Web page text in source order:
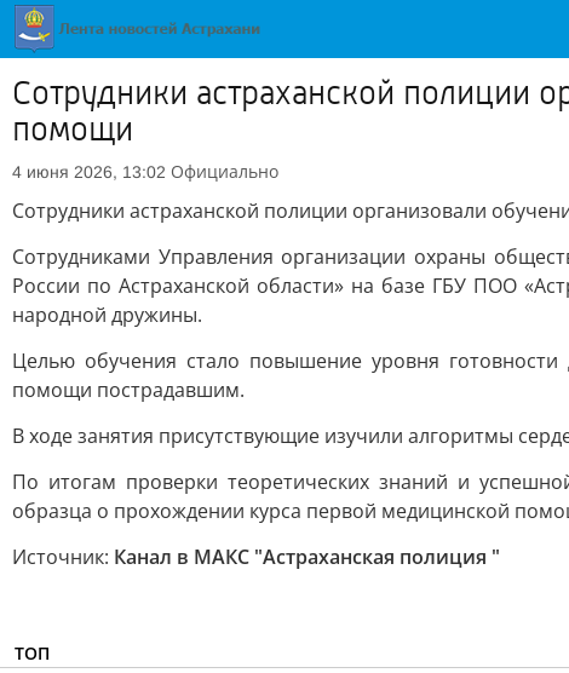
Сотрудники астраханской полиции
помощи
4 июня 2026, 13:02 Официально
Сотрудники астраханской полиции организовали
Сотрудниками Управления организации охраны
России по Астраханской области» на базе ГБУ ПОО
народной дружины.
Целью обучения стало повышение уровня
помощи пострадавшим.
В ходе занятия присутствующие изучили алгоритмы
По итогам проверки теоретических знаний и
образца о прохождении курса первой медицинской
Источник: Канал в МАКС "Астраханская полиция "
ТОП